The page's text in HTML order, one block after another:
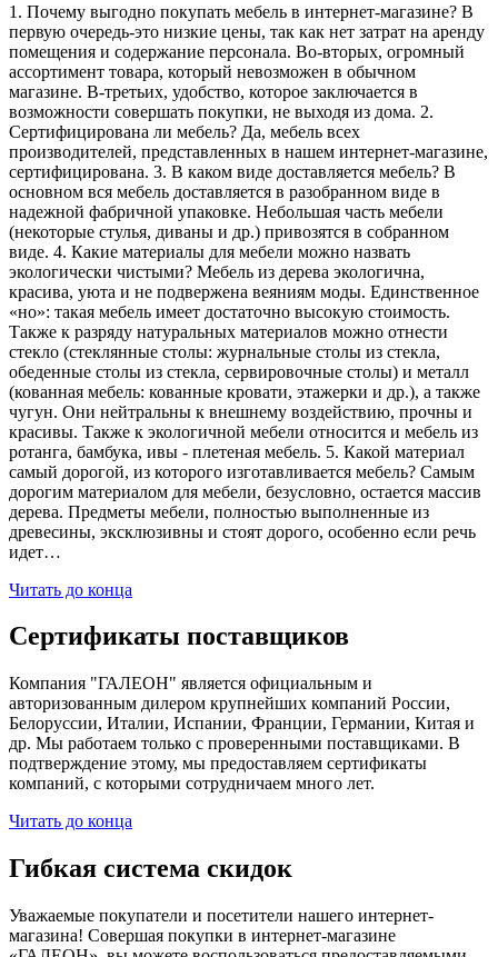
1. Почему выгодно покупать мебель в интернет-магазине? В
первую очередь-это низкие цены, так как нет затрат на аренду
помещения и содержание персонала. Во-вторых, огромный
ассортимент товара, который невозможен в обычном
магазине. В-третьих, удобство, которое заключается в
возможности совершать покупки, не выходя из дома. 2.
Сертифицирована ли мебель? Да, мебель всех
производителей, представленных в нашем интернет-магазине,
сертифицирована. 3. В каком виде доставляется мебель? В
основном вся мебель доставляется в разобранном виде в
надежной фабричной упаковке. Небольшая часть мебели
(некоторые стулья, диваны и др.) привозятся в собранном
виде. 4. Какие материалы для мебели можно назвать
экологически чистыми? Мебель из дерева экологична,
красива, уюта и не подвержена веяниям моды. Единственное
«но»: такая мебель имеет достаточно высокую стоимость.
Также к разряду натуральных материалов можно отнести
стекло (стеклянные столы: журнальные столы из стекла,
обеденные столы из стекла, сервировочные столы) и металл
(кованная мебель: кованные кровати, этажерки и др.), а также
чугун. Они нейтральны к внешнему воздействию, прочны и
красивы. Также к экологичной мебели относится и мебель из
ротанга, бамбука, ивы - плетеная мебель. 5. Какой материал
самый дорогой, из которого изготавливается мебель? Самым
дорогим материалом для мебели, безусловно, остается массив
дерева. Предметы мебели, полностью выполненные из
древесины, эксклюзивны и стоят дорого, особенно если речь
идет…
Читать до конца
Сертификаты поставщиков
Компания "ГАЛЕОН" является официальным и
авторизованным дилером крупнейших компаний России,
Белоруссии, Италии, Испании, Франции, Германии, Китая и
др. Мы работаем только с проверенными поставщиками. В
подтверждение этому, мы предоставляем сертификаты
компаний, с которыми сотрудничаем много лет.
Читать до конца
Гибкая система скидок
Уважаемые покупатели и посетители нашего интернет-
магазина! Совершая покупки в интернет-магазине